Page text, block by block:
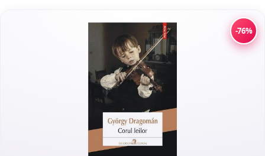
-76%